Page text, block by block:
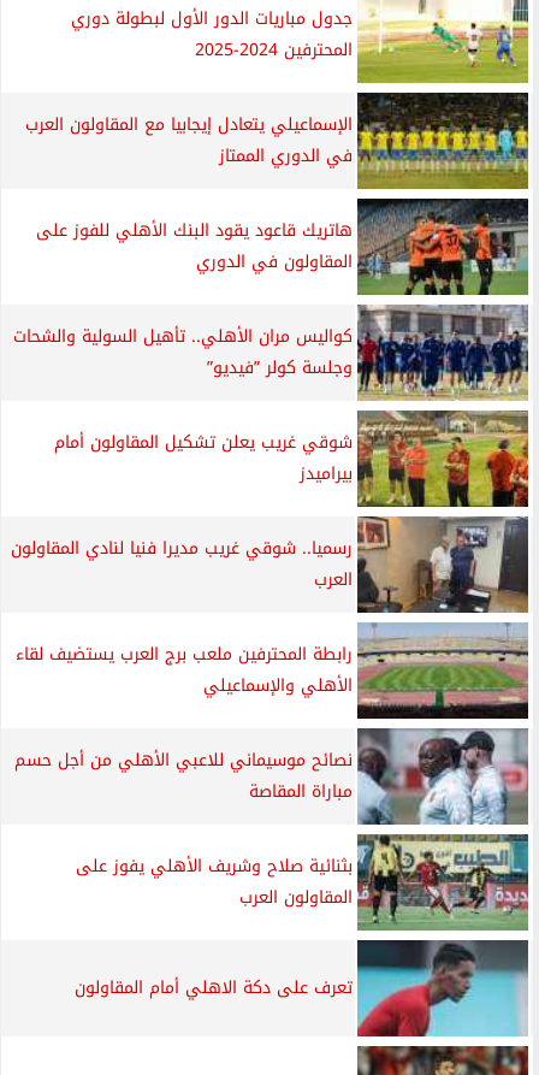
جدول مباريات الدور الأول لبطولة دوري
المحترفين 2024-2025
الإسماعيلي يتعادل إيجابيا مع المقاولون العرب
في الدوري الممتاز
هاتريك قاعود يقود البنك الأهلي للفوز على
المقاولون في الدوري
كواليس مران الأهلي.. تأهيل السولية والشحات
وجلسة كولر ”فيديو”
شوقي غريب يعلن تشكيل المقاولون أمام
بيراميدز
رسميا.. شوقي غريب مديرا فنيا لنادي المقاولون
العرب
رابطة المحترفين ملعب برج العرب يستضيف لقاء
الأهلي والإسماعيلي
نصائح موسيماني للاعبي الأهلي من أجل حسم
مباراة المقاصة
بثنائية صلاح وشريف الأهلي يفوز على
المقاولون العرب
تعرف على دكة الاهلي أمام المقاولون